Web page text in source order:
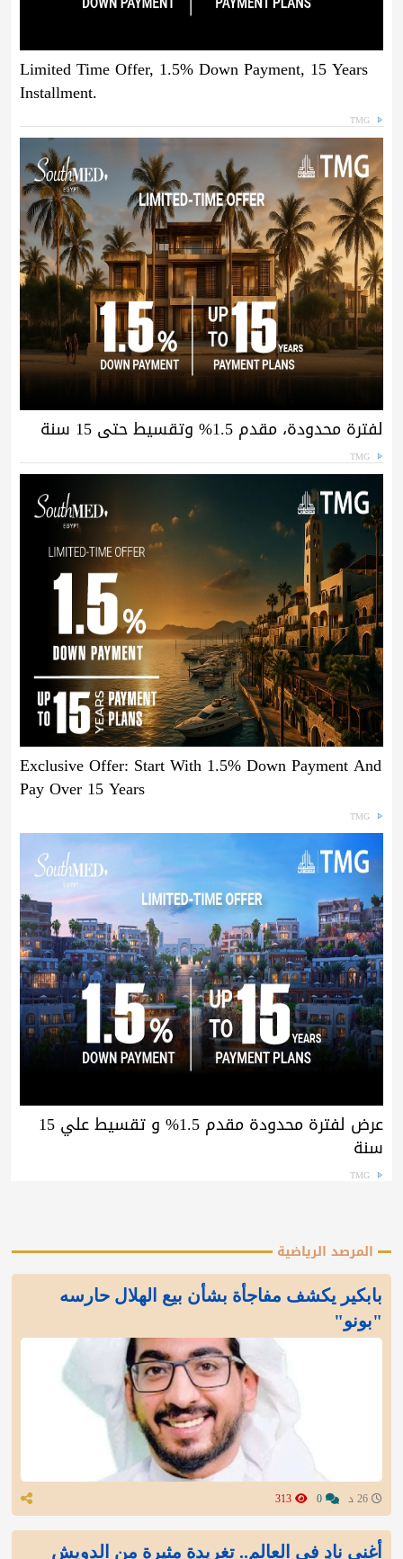
Limited Time Offer, 1.5% Down Payment, 15 Years
Installment.
TMG
لفترة محدودة، مقدم 1.5% وتقسيط حتى 15 سنة
TMG
Exclusive Offer: Start With 1.5% Down Payment And
Pay Over 15 Years
TMG
عرض لفترة محدودة مقدم 1.5% و تقسيط علي 15
سنة
TMG
المرصد الرياضية
بابكير يكشف مفاجأة بشأن بيع الهلال حارسه
"بونو"
أغنى نادٍ في العالم.. تغريدة مثيرة من الدويش